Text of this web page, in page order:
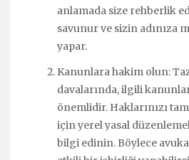
anlamada size rehberlik
savunur ve sizin adınıza
yapar.
Kanunlara hakim olun:
davalarında, ilgili
önemlidir. Haklarınızı
için yerel yasal
bilgi edinin. Böylece